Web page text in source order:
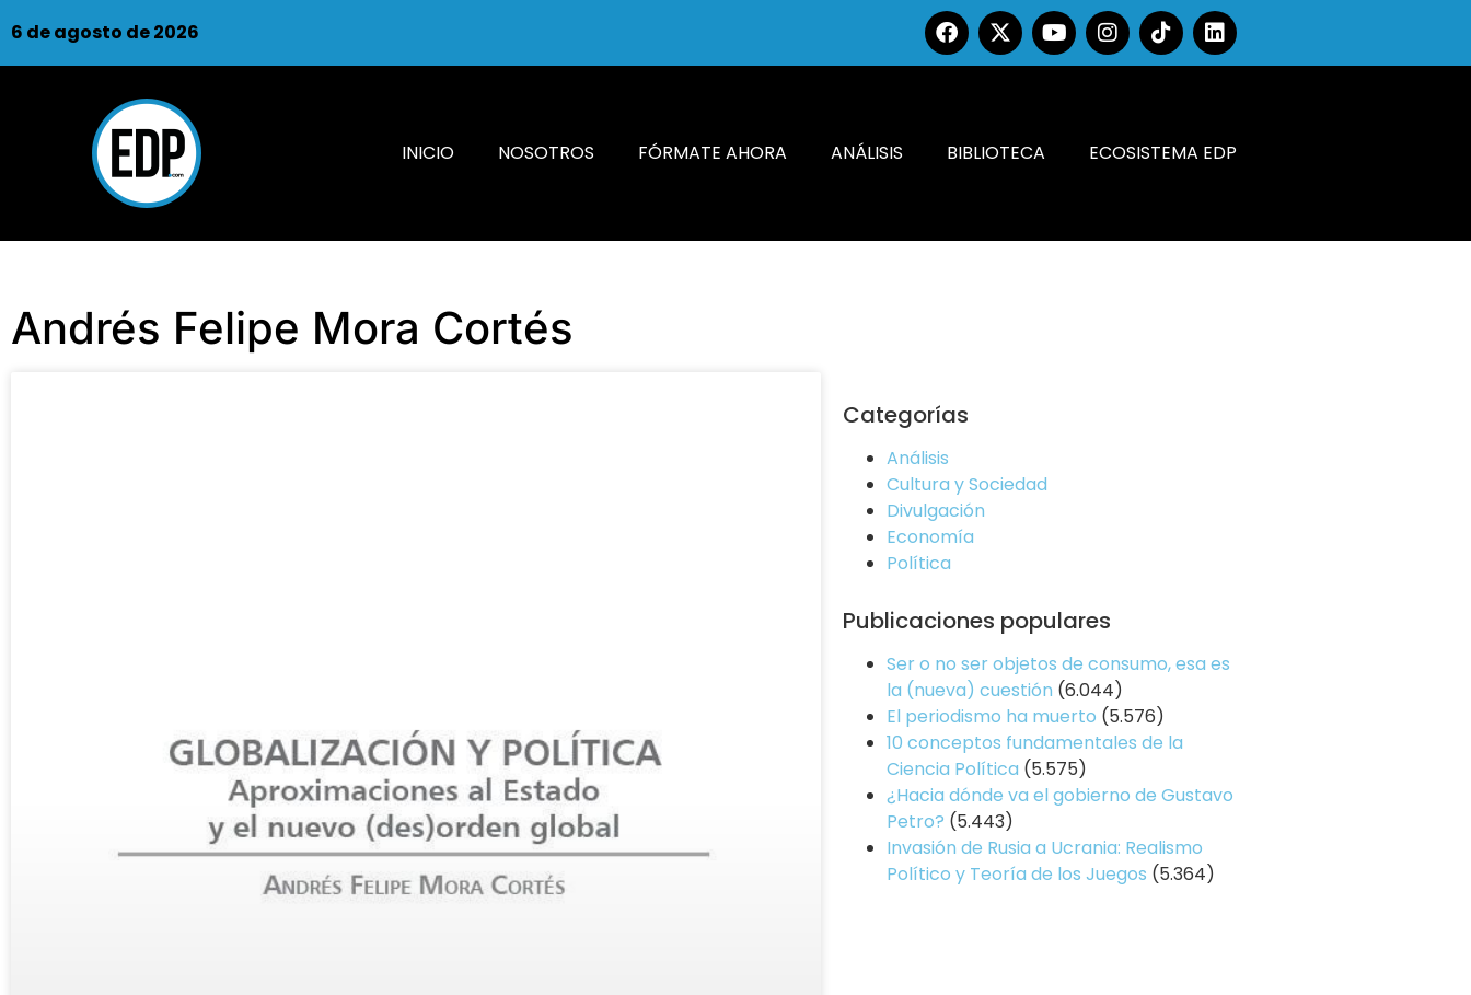
6 de agosto de 2026
INICIO NOSOTROS FÓRMATE AHORA ANÁLISIS BIBLIOTECA ECOSISTEMA EDP
Andrés Felipe Mora Cortés
Categorías
Análisis
Cultura y Sociedad
Divulgación
Economía
Política
Publicaciones populares
Ser o no ser objetos de consumo, esa es
la (nueva) cuestión (6.044)
El periodismo ha muerto (5.576)
10 conceptos fundamentales de la
Ciencia Política (5.575)
¿Hacia dónde va el gobierno de Gustavo
Petro? (5.443)
Invasión de Rusia a Ucrania: Realismo
Político y Teoría de los Juegos (5.364)